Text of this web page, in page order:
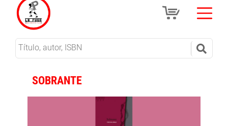
SOBRANTE